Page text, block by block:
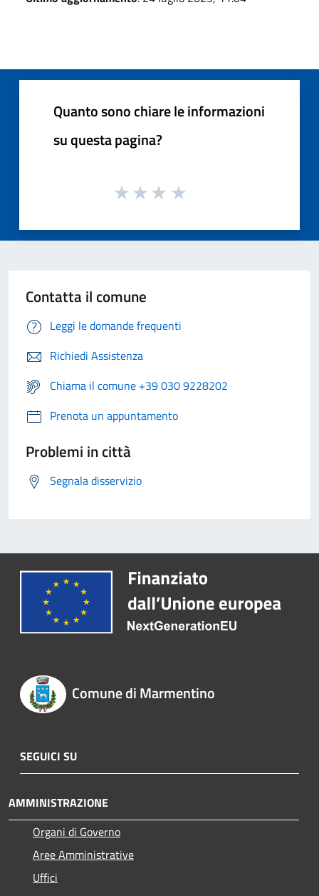
Quanto sono chiare le informazioni
su questa pagina?
Contatta il comune
Leggi le domande frequenti
Richiedi Assistenza
Chiama il comune +39 030 9228202
Prenota un appuntamento
Problemi in città
Segnala disservizio
Comune di Marmentino
SEGUICI SU
AMMINISTRAZIONE
Organi di Governo
Aree Amministrative
Uffici